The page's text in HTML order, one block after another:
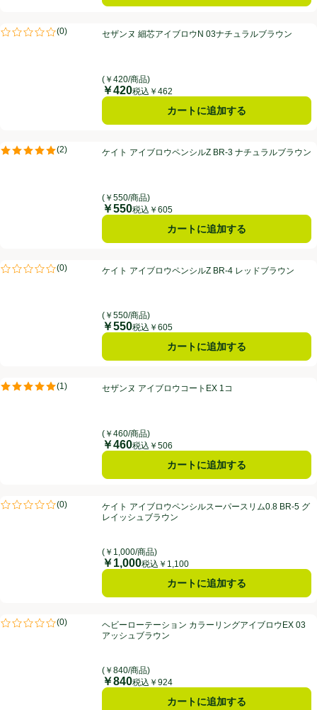
セザンヌ 細芯アイブロウN 03ナチュラルブラウン
(0)
評価は0件のレビューで5点中0.0点。セザンヌ 細芯アイブロウN 03ナチュラルブラウン
(￥420/商品)
価格
￥420税込￥462
カートに追加する
ケイト アイブロウペンシルZ BR-3 ナチュラルブラウン
(2)
評価は2件のレビューで5点中5.0点。 ケイト アイブロウペンシルZ BR-3 ナチュラルブラウン
(￥550/商品)
価格
￥550税込￥605
カートに追加する
ケイト アイブロウペンシルZ BR-4 レッドブラウン
(0)
評価は0件のレビューで5点中0.0点。ケイト アイブロウペンシルZ BR-4 レッドブラウン
(￥550/商品)
価格
￥550税込￥605
カートに追加する
セザンヌ アイブロウコートEX 1コ
(1)
評価は1件のレビューで5点中5.0点。セザンヌ アイブロウコートEX 1コ
(￥460/商品)
価格
￥460税込￥506
カートに追加する
ケイト アイブロウペンシルスーパースリム0.8 BR-5 グレイッシュブラ
(0)
評価は0件のレビューで5点中0.0点。ケイト アイブロウペンシルスーパースリム0.8 BR-5 グ
レイッシュブラウン
(￥1,000/商品)
価格
￥1,000税込￥1,100
カートに追加する
ヘビーローテーション カラーリングアイブロウEX 03 アッシュブラウ
(0)
評価は0件のレビューで5点中0.0点。ヘビーローテーション カラーリングアイブロウEX 03
アッシュブラウン
(￥840/商品)
価格
￥840税込￥924
カートに追加する